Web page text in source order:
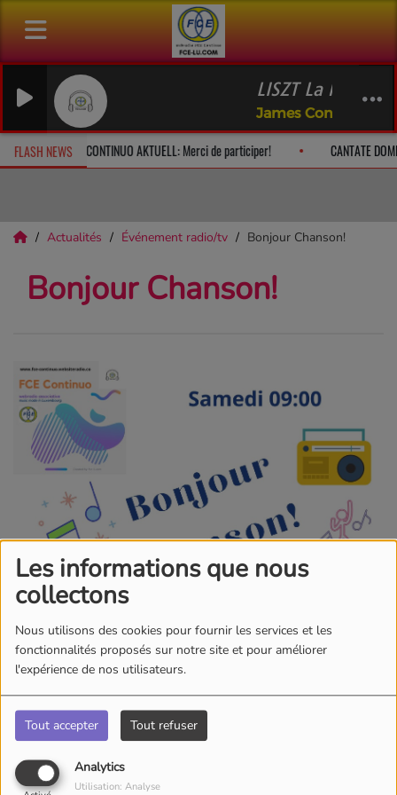
Les informations que nous
collectons
Nous utilisons des cookies pour fournir les services et les
fonctionnalités proposés sur notre site et pour améliorer
l'expérience de nos utilisateurs.
Tout accepter Tout refuser
Analytics
Utilisation: Analyse
LISZT La
James Conlon,
FLASH NEWS
à 10h CONTINUO AKTUELL: Merci de participer! CANTATE
Actualités Événement radio/tv Bonjour Chanson!
Bonjour Chanson!
27 MARS 2026